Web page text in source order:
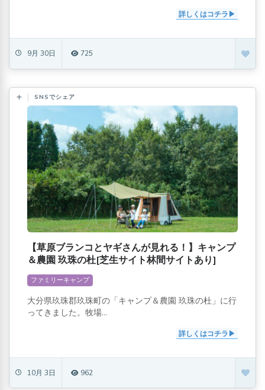
詳しくはコチラ
9月 30日 725
SNSでシェア
【草原ブランコとヤギさんが見れる！】キャンプ
＆農園 玖珠の杜[芝生サイト林間サイトあり]
ファミリーキャンプ
大分県玖珠郡玖珠町の「キャンプ＆農園 玖珠の杜」に行
ってきました。牧場...
詳しくはコチラ
10月 3日 962